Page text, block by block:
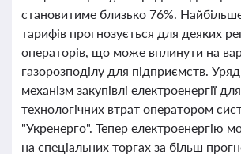
становитиме близько 76%.
тарифів прогнозується для деяких
операторів, що може вплинути на
газорозподілу для підприємств.
механізм закупівлі електроенергії
технологічних втрат оператором
"Укренерго". Тепер електроенергію
на спеціальних торгах за більш